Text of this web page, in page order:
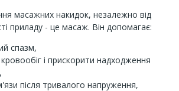
масажних накидок, незалежно від
приладу - це масаж. Він допомагає:
спазм,
кровообіг і прискорити надходження
після тривалого напруження,